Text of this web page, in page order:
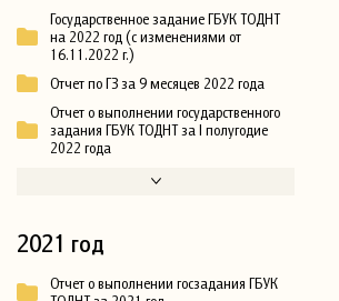
Государственное задание ГБУК ТОДНТ
на 2022 год (с изменениями от
16.11.2022 г.)
Отчет по ГЗ за 9 месяцев 2022 года
Отчет о выполнении государственного
задания ГБУК ТОДНТ за I полугодие
2022 года
2021 год
Отчет о выполнении госзадания ГБУК